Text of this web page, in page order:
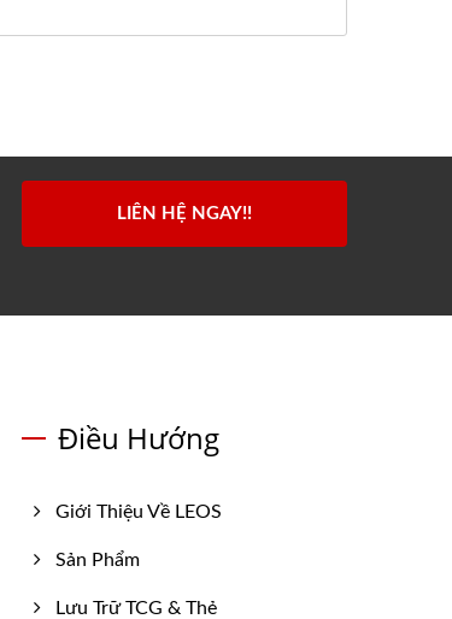
LIÊN HỆ NGAY!!
Điều Hướng
Giới Thiệu Về LEOS
Sản Phẩm
Lưu Trữ TCG & Thẻ